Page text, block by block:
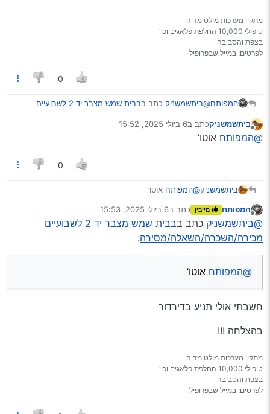
מתקין מערכות מולטימדיה
טיפולי 10,000 החלפת פלאגים וכו'
בצפת והסביבה
לפרטים: במייל שבפרופיל
0
המפותח@ביתשמשניק כתב ב
בבית שמש מצבר יד 2 לשבועיים
צריך לסיויק 2005 שהולכת לפח עוד שבועיים
מנותק
ביתשמשניקכתב ב6 ביולי 2025, 15:52
נערך לאחרונה על ידי
@המפותח אוטו’
0
ביתשמשניק@המפותח אוטו’
המפותח מייבין כתב ב6 ביולי 2025, 15:53
נערך לאחרונה על ידי
@ביתשמשניק כתב ב
בבית שמש מצבר יד 2 לשבועיים
מכירה/השכרה/השאלה/מסירה:
@המפותח אוטו’
חשבתי אולי תניע בדירדור
בהצלחה !!!
מתקין מערכות מולטימדיה
טיפולי 10,000 החלפת פלאגים וכו'
בצפת והסביבה
לפרטים: במייל שבפרופיל